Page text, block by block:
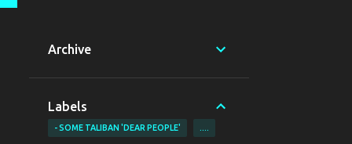
Archive
Labels
- SOME TALIBAN 'DEAR PEOPLE'